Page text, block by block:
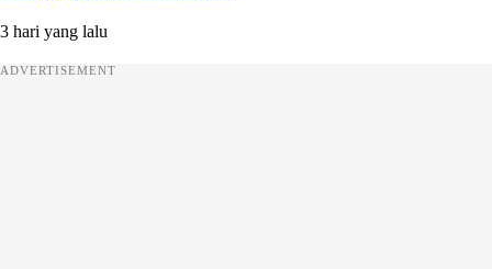
3 hari yang lalu
ADVERTISEMENT